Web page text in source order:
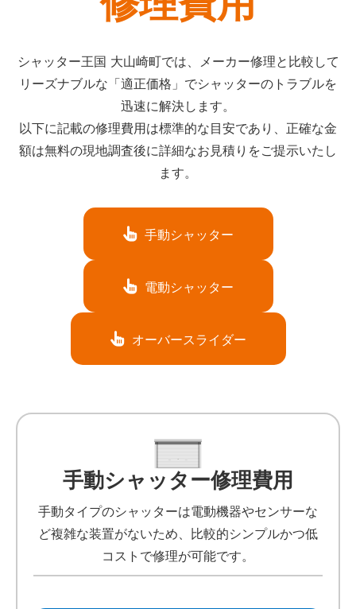
シャッター王国 大山崎町では、メーカー修理と比較して
リーズナブルな「適正価格」でシャッターのトラブルを
迅速に解決します。
以下に記載の修理費用は標準的な目安であり、正確な金
額は無料の現地調査後に詳細なお見積りをご提示いたし
ます。
手動シャッター
電動シャッター
オーバースライダー
手動シャッター修理費用
手動タイプのシャッターは電動機器やセンサーな
ど複雑な装置がないため、比較的シンプルかつ低
コストで修理が可能です。